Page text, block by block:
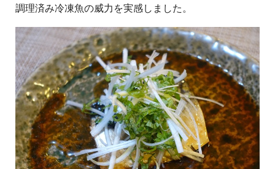
調理済み冷凍魚の威力を実感しました。